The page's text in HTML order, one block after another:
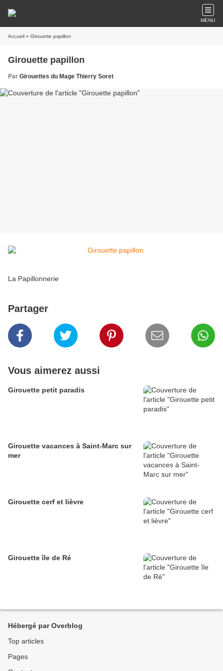
MENU
Accueil » Girouette papillon
Girouette papillon
Par Girouettes du Mage Thierry Soret
La Papillonnerie
Partager
Vous aimerez aussi
Girouette petit paradis
Girouette vacances à Saint-Marc sur
mer
Girouette cerf et lièvre
Girouette île de Ré
Hébergé par Overblog
Top articles
Pages